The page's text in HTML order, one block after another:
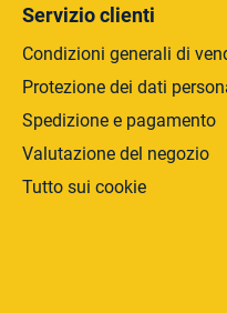
Servizio clienti
Condizioni generali di
Protezione dei dati
Spedizione e pagamento
Valutazione del negozio
Tutto sui cookie